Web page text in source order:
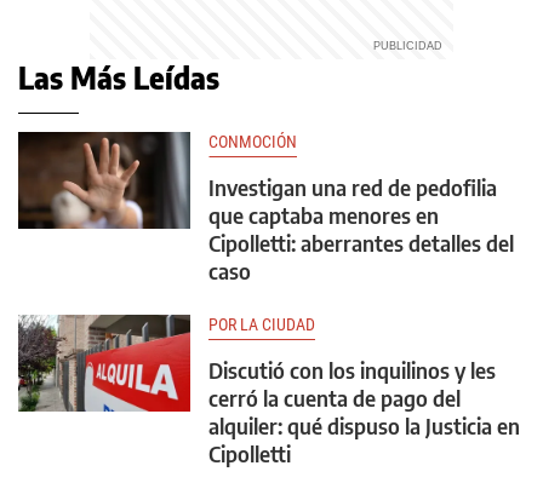
Las Más Leídas
CONMOCIÓN
Investigan una red de pedofilia
que captaba menores en
Cipolletti: aberrantes detalles del
caso
POR LA CIUDAD
Discutió con los inquilinos y les
cerró la cuenta de pago del
alquiler: qué dispuso la Justicia en
Cipolletti